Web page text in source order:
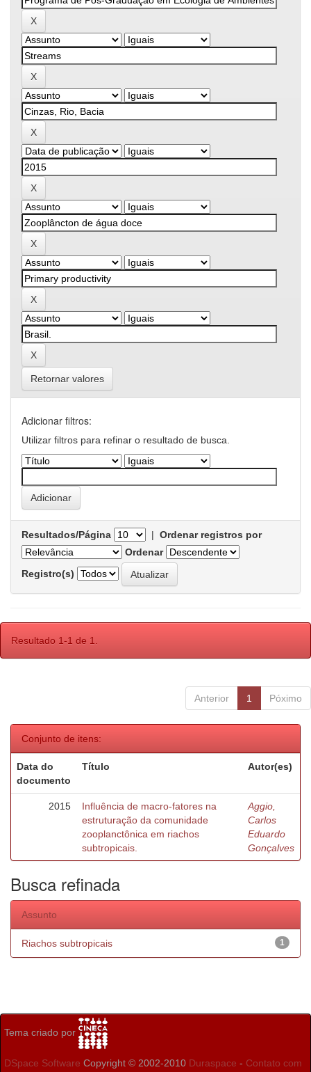
Retornar valores
Adicionar filtros:
Utilizar filtros para refinar o resultado de busca.
Resultados/Página | Ordenar registros por
Ordenar
Registro(s)
Resultado 1-1 de 1.
Anterior 1 Póximo
Conjunto de itens:
Data do
documento
Título Autor(es)
2015
Influência de macro-fatores na
estruturação da comunidade
zooplanctônica em riachos
subtropicais.
Aggio,
Carlos
Eduardo
Gonçalves
Busca refinada
Assunto
1
Riachos subtropicais
Tema criado por
DSpace Software Copyright © 2002-2010 Duraspace - Contato com